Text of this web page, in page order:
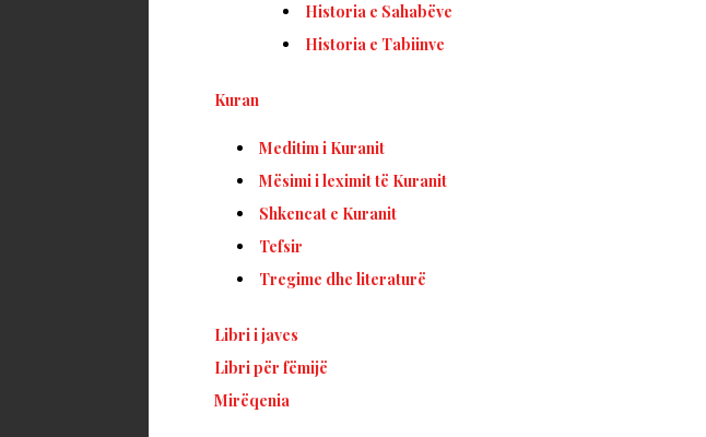
Historia e Sahabëve
Historia e Tabiinve
Kuran
Meditim i Kuranit
Mësimi i leximit të Kuranit
Shkencat e Kuranit
Tefsir
Tregime dhe literaturë
Libri i javes
Libri për fëmijë
Mirëqenia